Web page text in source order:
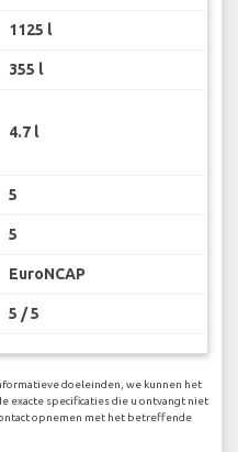
1125 l
355 l
4.7 l
5
5
EuroNCAP
5 / 5
doeleinden, we kunnen het
exacte specificaties die u ontvangt niet
opnemen met het betreffende